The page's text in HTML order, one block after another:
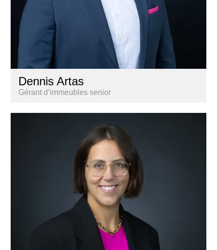
Dennis Artas
Gérant d’immeubles senior